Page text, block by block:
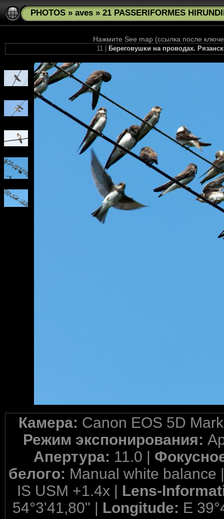
PHOTOS » aves » 21 PASSERIFORMES
Нажмите See map (ссылка после
11 | Береговушки на проводах.
Камера: Canon EOS 5D
Режим экспонирования:
Апертура: 11.0 |
белого: Manual white balance
IS USM +1.4x | Lens-
54°3'41,80" | Longitude: E